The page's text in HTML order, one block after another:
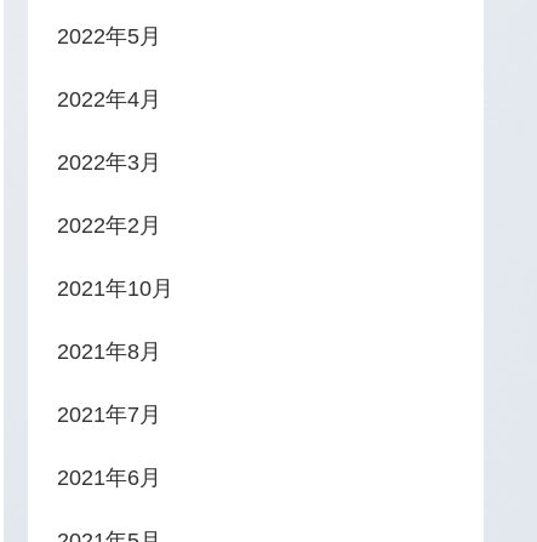
2022年5月
2022年4月
2022年3月
2022年2月
2021年10月
2021年8月
2021年7月
2021年6月